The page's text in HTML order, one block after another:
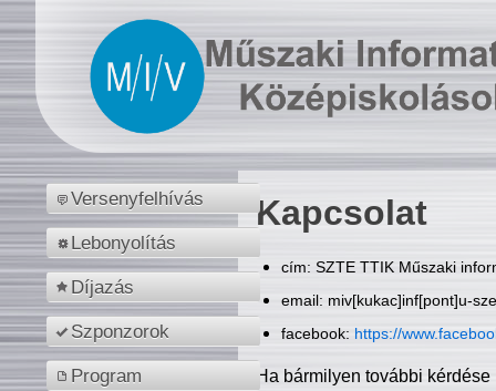
Versenyfelhívás
Lebonyolítás
Díjazás
Szponzorok
Program
Kapcsolat
cím: SZTE TTIK Műszaki
email: miv[kukac]inf[pont]u-
facebook: https://
Ha bármilyen további